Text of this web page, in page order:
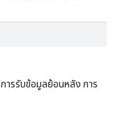
การรับข้อมูลย้อนหลัง การ